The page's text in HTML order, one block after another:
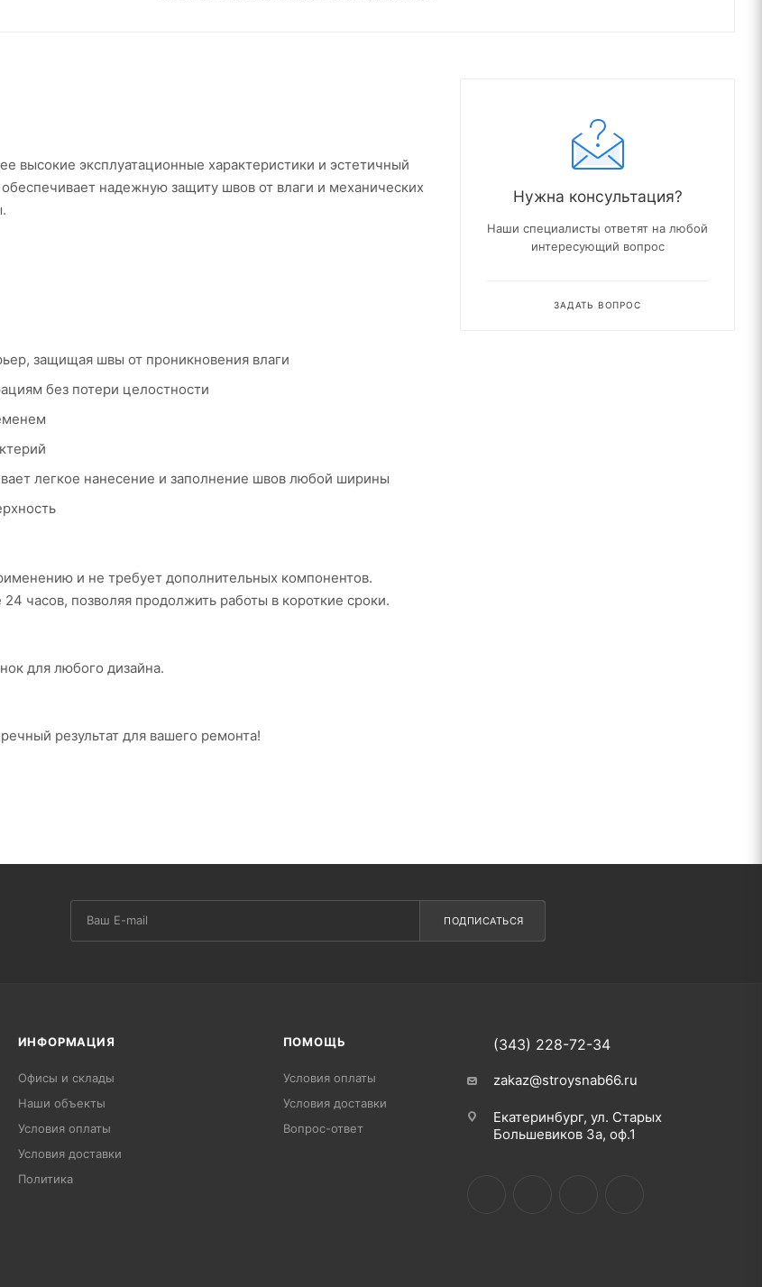
высокие эксплуатационные характеристики и эстетичный
надежную защиту швов от влаги и механических
защищая швы от проникновения влаги
без потери целостности
легкое нанесение и заполнение швов любой ширины
и не требует дополнительных компонентов.
часов, позволяя продолжить работы в короткие сроки.
для любого дизайна.
результат для вашего ремонта!
Нужна консультация?
Наши специалисты ответят на любой
интересующий вопрос
ЗАДАТЬ ВОПРОС
ПОДПИСАТЬСЯ
ИНФОРМАЦИЯ
Офисы и склады
Наши объекты
Условия оплаты
Условия доставки
Политика
ПОМОЩЬ
Условия оплаты
Условия доставки
Вопрос-ответ
(343) 228-72-34
zakaz@stroysnab66.ru
Екатеринбург, ул. Старых
Большевиков 3а, оф.1